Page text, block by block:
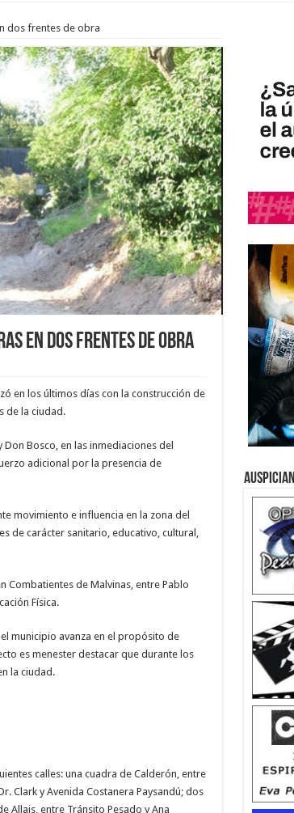
dos frentes de obra
en dos frentes de obra
en los últimos días con la construcción de
de la ciudad.
Bosco, en las inmediaciones del
adicional por la presencia de
movimiento e influencia en la zona del
de carácter sanitario, educativo, cultural,
de Malvinas, entre Pablo
Física.
municipio avanza en el propósito de
es menester destacar que durante los
la ciudad.
calles: una cuadra de Calderón, entre
Clark y Avenida Costanera Paysandú; dos
Allais, entre Tránsito Pesado y Ana
Auspician